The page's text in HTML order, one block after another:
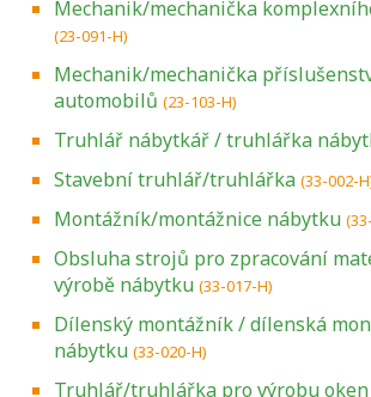
Mechanik/mechanička
(23-091-H)
Mechanik/mechanička
automobilů (23-103-H)
Truhlář nábytkář / truhlářka
Stavební truhlář/truhlářka (33-002-
Montážník/montážnice nábytku
Obsluha strojů pro zpracování
výrobě nábytku (33-017-H)
Dílenský montážník / dílenská
nábytku (33-020-H)
Truhlář/truhlářka pro výrobu